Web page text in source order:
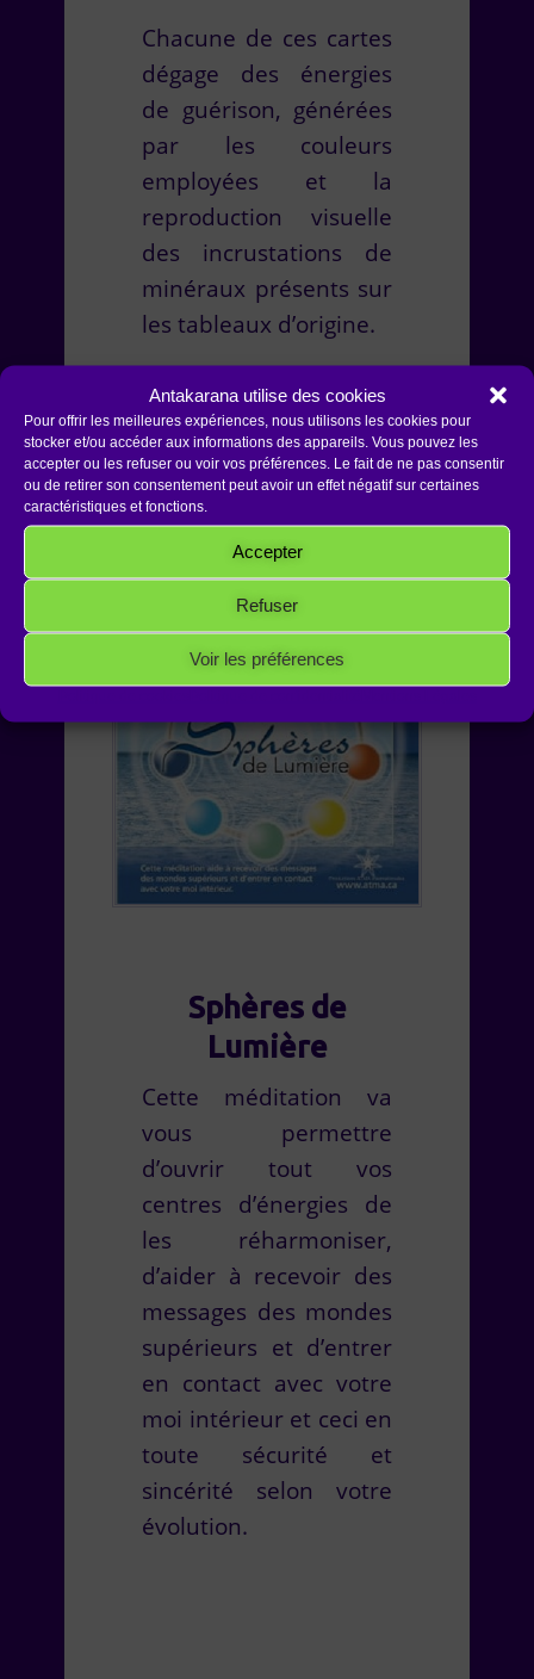
Antakarana utilise des cookies
Pour offrir les meilleures expériences, nous utilisons les cookies pour
stocker et/ou accéder aux informations des appareils. Vous pouvez les
accepter ou les refuser ou voir vos préférences. Le fait de ne pas consentir
ou de retirer son consentement peut avoir un effet négatif sur certaines
caractéristiques et fonctions.
Accepter
Refuser
Voir les préférences
Chacune de ces cartes
dégage des énergies
de guérison, générées
par les couleurs
employées et la
reproduction visuelle
des incrustations de
minéraux présents sur
les tableaux d’origine.
Sphères de
Lumière
Cette méditation va
vous permettre
d’ouvrir tout vos
centres d’énergies de
les réharmoniser,
d’aider à recevoir des
messages des mondes
supérieurs et d’entrer
en contact avec votre
moi intérieur et ceci en
toute sécurité et
sincérité selon votre
évolution.